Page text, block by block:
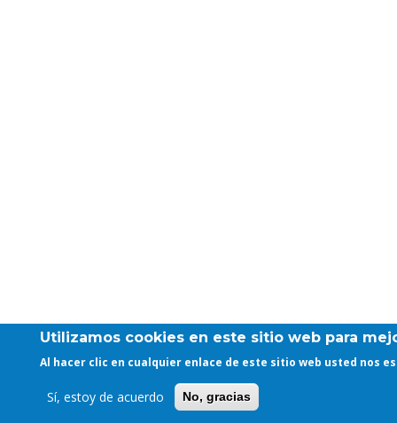
Utilizamos cookies en este sitio web para
Al hacer clic en cualquier enlace de este sitio web usted nos
Sí, estoy de acuerdo No, gracias